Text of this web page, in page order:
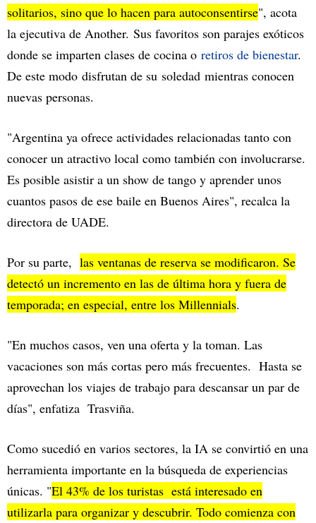
solitarios, sino que lo hacen para autoconsentirse", acota
la ejecutiva de Another. Sus favoritos son parajes exóticos
donde se imparten clases de cocina o retiros de bienestar.
De este modo disfrutan de su soledad mientras conocen
nuevas personas.
"Argentina ya ofrece actividades relacionadas tanto con
conocer un atractivo local como también con involucrarse.
Es posible asistir a un show de tango y aprender unos
cuantos pasos de ese baile en Buenos Aires", recalca la
directora de UADE.
Por su parte, las ventanas de reserva se modificaron. Se
detectó un incremento en las de última hora y fuera de
temporada; en especial, entre los Millennials.
"En muchos casos, ven una oferta y la toman. Las
vacaciones son más cortas pero más frecuentes. Hasta se
aprovechan los viajes de trabajo para descansar un par de
días", enfatiza Trasviña.
Como sucedió en varios sectores, la IA se convirtió en una
herramienta importante en la búsqueda de experiencias
únicas. "El 43% de los turistas está interesado en
utilizarla para organizar y descubrir. Todo comienza con